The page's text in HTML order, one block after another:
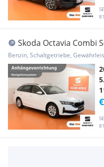
Skoda Octavia Combi
Benzin, Schaltgetriebe,